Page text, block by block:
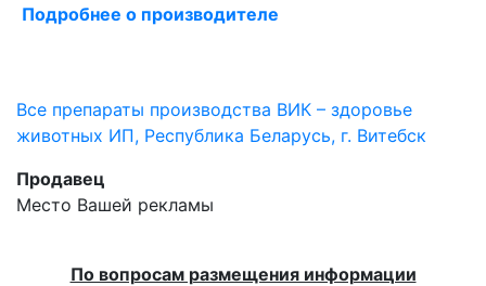
Подробнее о производителе
Все препараты производства ВИК – здоровье
животных ИП, Республика Беларусь, г. Витебск
Продавец
Место Вашей рекламы
По вопросам размещения информации